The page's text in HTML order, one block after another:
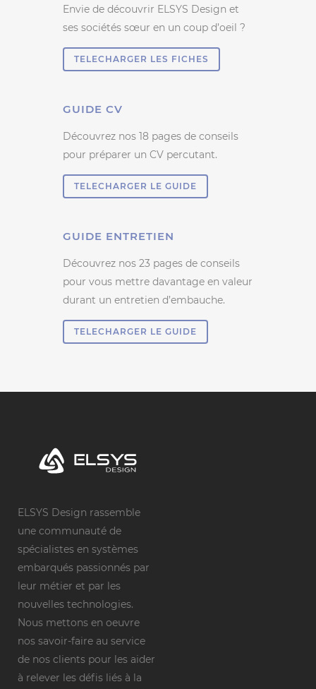
Envie de découvrir ELSYS Design et
ses sociétés sœur en un coup d’oeil ?
TELECHARGER LES FICHES
GUIDE CV
Découvrez nos 18 pages de conseils
pour préparer un CV percutant.
TELECHARGER LE GUIDE
GUIDE ENTRETIEN
Découvrez nos 23 pages de conseils
pour vous mettre davantage en valeur
durant un entretien d’embauche.
TELECHARGER LE GUIDE
ELSYS Design rassemble
une communauté de
spécialistes en systèmes
embarqués passionnés par
leur métier et par les
nouvelles technologies.
Nous mettons en oeuvre
nos savoir-faire au service
de nos clients pour les aider
à relever les défis liés à la